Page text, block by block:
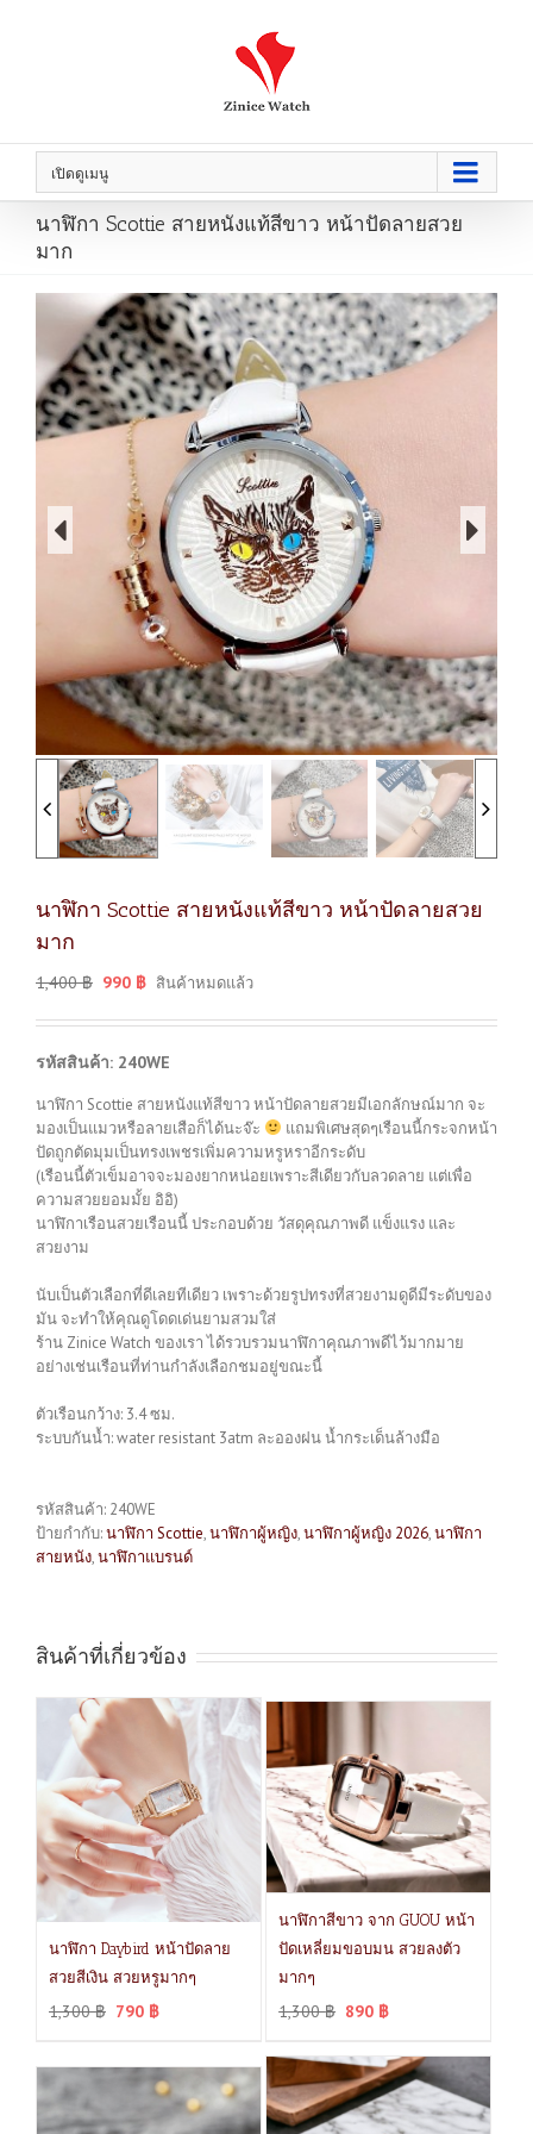
เปิดดูเมนู
นาฬิกา Scottie สายหนังแท้สีขาว หน้าปัดลายสวย
มาก
นาฬิกา Scottie สายหนังแท้สีขาว หน้าปัดลายสวย
มาก
1,400฿ 990 ฿ สินค้าหมดแล้ว
รหัสสินค้า: 240WE
นาฬิกา Scottie สายหนังแท้สีขาว หน้าปัดลายสวยมีเอกลักษณ์มาก จะ
มองเป็นแมวหรือลายเสือก็ได้นะจ๊ะ
แถมพิเศษสุดๆเรือนนี้กระจกหน้า
ปัดถูกตัดมุมเป็นทรงเพชรเพิ่มความหรูหราอีกระดับ
(เรือนนี้ตัวเข็มอาจจะมองยากหน่อยเพราะสีเดียวกับลวดลาย แต่เพื่อ
ความสวยยอมมั้ย อิอิ)
นาฬิกาเรือนสวยเรือนนี้ ประกอบด้วย วัสดุคุณภาพดี แข็งแรง และ
สวยงาม
นับเป็นตัวเลือกที่ดีเลยทีเดียว เพราะด้วยรูปทรงที่สวยงามดูดีมีระดับของ
มัน จะทำให้คุณดูโดดเด่นยามสวมใส่
ร้าน Zinice Watch ของเรา ได้รวบรวมนาฬิกาคุณภาพดีไว้มากมาย
อย่างเช่นเรือนที่ท่านกำลังเลือกชมอยู่ขณะนี้
ตัวเรือนกว้าง: 3.4 ซม.
ระบบกันน้ำ: water resistant 3atm ละอองฝน น้ำกระเด็นล้างมือ
รหัสสินค้า: 240WE
ป้ายกำกับ:นาฬิกา Scottie,นาฬิกาผู้หญิง,นาฬิกาผู้หญิง 2026,นาฬิกา
สายหนัง,นาฬิกาแบรนด์
สินค้าที่เกี่ยวข้อง
นาฬิกา Daybird หน้าปัดลาย
สวยสีเงิน สวยหรูมากๆ
1,300฿ 790 ฿
นาฬิกาสีขาว จาก GUOU หน้า
ปัดเหลี่ยมขอบมน สวยลงตัว
มากๆ
1,300฿ 890 ฿